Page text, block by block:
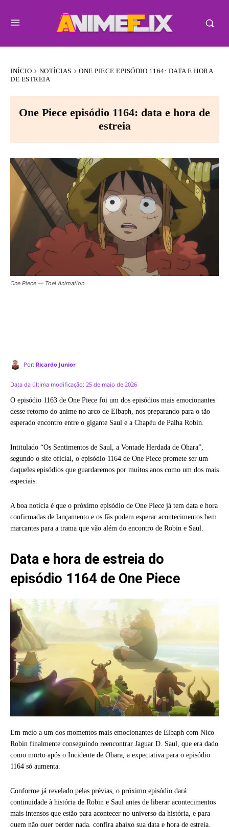
INÍCIO NOTÍCIAS
ONE PIECE EPISÓDIO 1164: DATA E HORA
DE ESTREIA
One Piece episódio 1164: data e hora de
estreia
One Piece — Toei Animation
Por: Ricardo Junior
Data da última modificação: 25 de maio de 2026
O episódio 1163 de One Piece foi um dos episódios mais emocionantes
desse retorno do anime no arco de Elbaph, nos preparando para o tão
esperado encontro entre o gigante Saul e a Chapéu de Palha Robin.
Intitulado “Os Sentimentos de Saul, a Vontade Herdada de Ohara”,
segundo o site oficial, o episódio 1164 de One Piece promete ser um
daqueles episódios que guardaremos por muitos anos como um dos mais
especiais.
A boa notícia é que o próximo episódio de One Piece já tem data e hora
confirmadas de lançamento e os fãs podem esperar acontecimentos bem
marcantes para a trama que vão além do encontro de Robin e Saul.
Data e hora de estreia do
episódio 1164 de One Piece
Em meio a um dos momentos mais emocionantes de Elbaph com Nico
Robin finalmente conseguindo reencontrar Jaguar D. Saul, que era dado
como morto após o Incidente de Ohara, a expectativa para o episódio
1164 só aumenta.
Conforme já revelado pelas prévias, o próximo episódio dará
continuidade à história de Robin e Saul antes de liberar acontecimentos
mais intensos que estão para acontecer no universo da história, e para
quem não quer perder nada, confira abaixo sua data e hora de estreia.